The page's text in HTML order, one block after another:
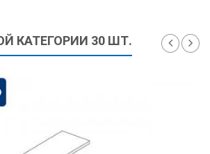
КАТЕГОРИИ 30 ШТ.